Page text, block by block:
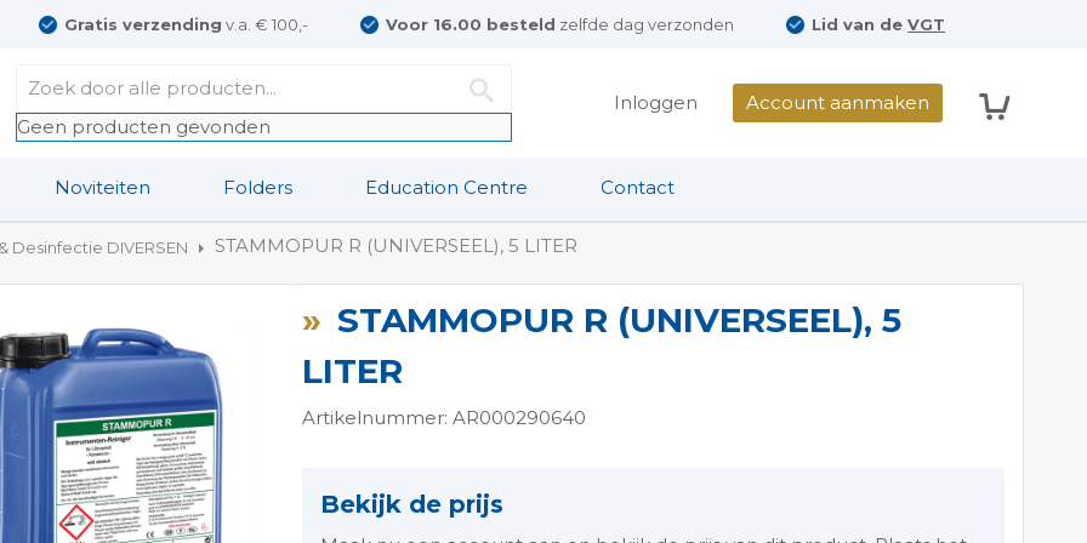
Gratis verzending v.a. € 100,- Voor 16.00 besteld zelfde dag verzonden Lid van deVGT
Geen producten gevonden
Inloggen Account aanmaken
Noviteiten Folders Education Centre Contact
Desinfectie DIVERSEN STAMMOPUR R (UNIVERSEEL), 5 LITER
STAMMOPUR R (UNIVERSEEL), 5
LITER
Artikelnummer: AR000290640
Bekijk de prijs